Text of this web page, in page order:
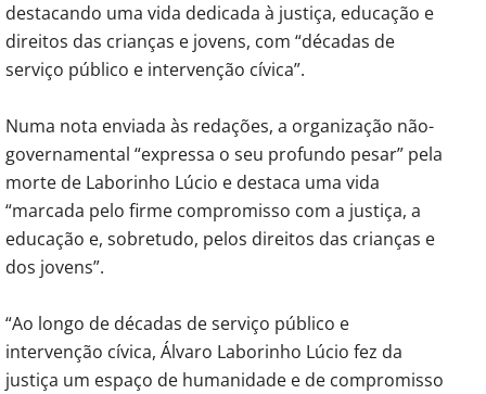
destacando uma vida dedicada à justiça, educação e
direitos das crianças e jovens, com “décadas de
serviço público e intervenção cívica”.
Numa nota enviada às redações, a organização não-
governamental “expressa o seu profundo pesar” pela
morte de Laborinho Lúcio e destaca uma vida
“marcada pelo firme compromisso com a justiça, a
educação e, sobretudo, pelos direitos das crianças e
dos jovens”.
“Ao longo de décadas de serviço público e
intervenção cívica, Álvaro Laborinho Lúcio fez da
justiça um espaço de humanidade e de compromisso